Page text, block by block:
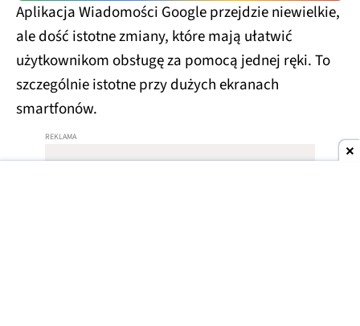
Aplikacja Wiadomości Google przejdzie niewielkie,
ale dość istotne zmiany, które mają ułatwić
użytkownikom obsługę za pomocą jednej ręki. To
szczególnie istotne przy dużych ekranach
smartfonów.